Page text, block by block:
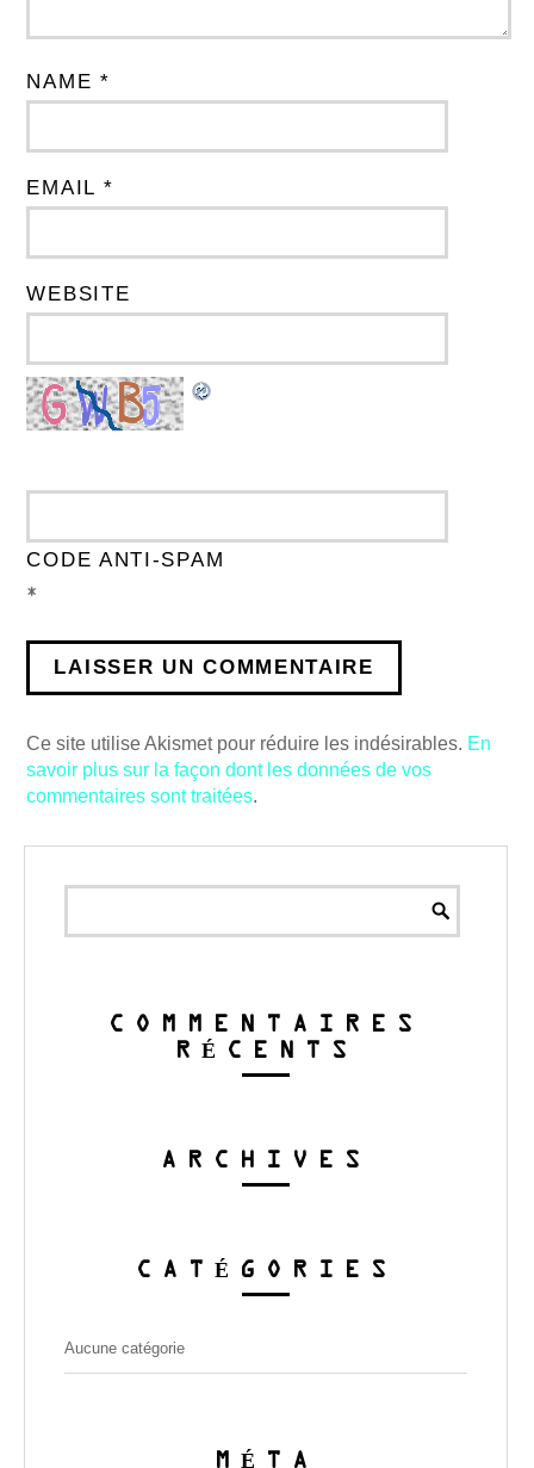
NAME *
EMAIL *
WEBSITE
CODE ANTI-SPAM
*
Ce site utilise Akismet pour réduire les indésirables. En
savoir plus sur la façon dont les données de vos
commentaires sont traitées.
COMMENTAIRES
RÉCENTS
ARCHIVES
CATÉGORIES
Aucune catégorie
MÉTA